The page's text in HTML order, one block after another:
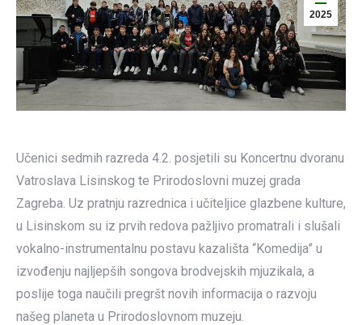
2025
Učenici sedmih razreda 4.2. posjetili su Koncertnu dvoranu
Vatroslava Lisinskog te Prirodoslovni muzej grada
Zagreba. Uz pratnju razrednica i učiteljice glazbene kulture,
u Lisinskom su iz prvih redova pažljivo promatrali i slušali
vokalno-instrumentalnu postavu kazališta “Komedija” u
izvođenju najljepših songova brodvejskih mjuzikala, a
poslije toga naučili pregršt novih informacija o razvoju
našeg planeta u Prirodoslovnom muzeju.